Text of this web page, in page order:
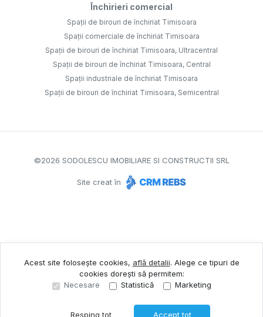
Închirieri comercial
Spații de birouri de închiriat Timisoara
Spații comerciale de închiriat Timisoara
Spații de birouri de închiriat Timisoara, Ultracentral
Spații de birouri de închiriat Timisoara, Central
Spații industriale de închiriat Timisoara
Spații de birouri de închiriat Timisoara, Semicentral
©2026 SODOLESCU IMOBILIARE SI CONSTRUCTII SRL
Site creat în
Acest site folosește cookies, află detalii. Alege ce tipuri de
cookies dorești să permitem:
Necesare
Statistică Marketing
Resping tot Accept tot